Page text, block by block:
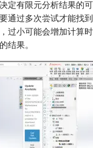
定有限元分析结果的可
通过多次尝试才能找到
过小可能会增加计算时
结果。